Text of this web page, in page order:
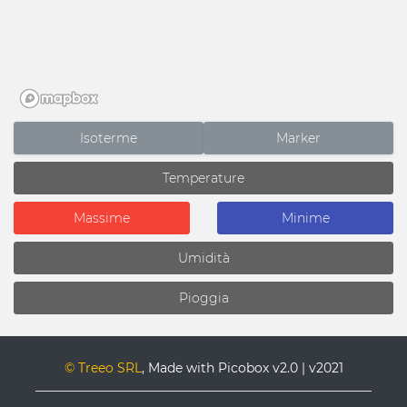
Isoterme Marker
© Treeo SRL, Made with Picobox v2.0 | v2021